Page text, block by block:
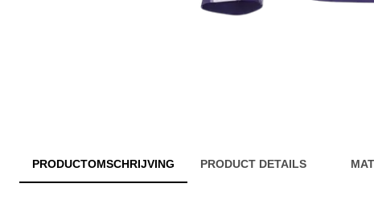
PRODUCTOMSCHRIJVING PRODUCT DETAILS